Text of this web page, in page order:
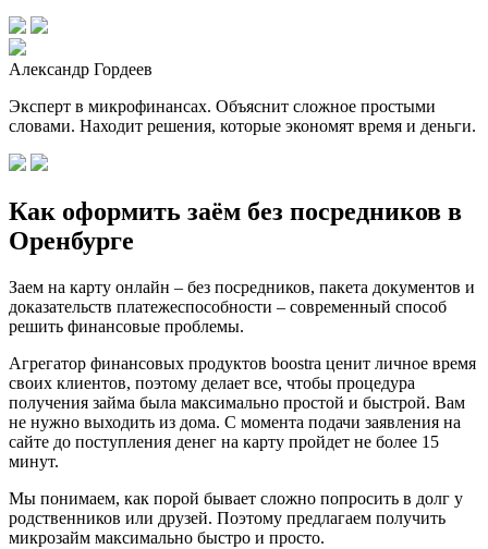
Александр Гордеев
Эксперт в микрофинансах. Объяснит сложное простыми
словами. Находит решения, которые экономят время и деньги.
Как оформить заём без посредников в
Оренбурге
Заем на карту онлайн – без посредников, пакета документов и
доказательств платежеспособности – современный способ
решить финансовые проблемы.
Агрегатор финансовых продуктов boostra ценит личное время
своих клиентов, поэтому делает все, чтобы процедура
получения займа была максимально простой и быстрой. Вам
не нужно выходить из дома. С момента подачи заявления на
сайте до поступления денег на карту пройдет не более 15
минут.
Мы понимаем, как порой бывает сложно попросить в долг у
родственников или друзей. Поэтому предлагаем получить
микрозайм максимально быстро и просто.